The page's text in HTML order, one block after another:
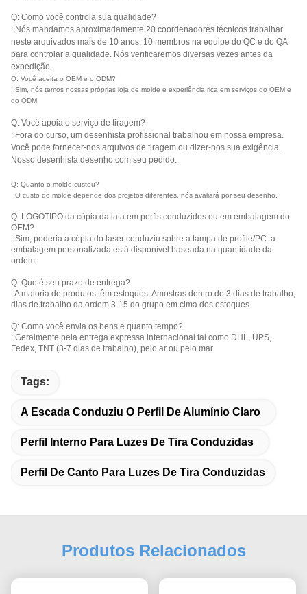
Q: Como você controla sua qualidade?
: Nós mandamos aproximadamente 20 coordenadores técnicos trabalhar
neste arquivados mais de 10 anos, 10 membros na equipe do QC e do QA
para controlar a qualidade. Nós verificaremos diversas vezes antes da
expedição.
Q: Você aceita o OEM e o ODM?
: Sim, nós temos nossas próprias loja de molde e experiência rica em serviços do OEM e
do ODM.
Q: Você apoia o serviço de tiragem?
: Fora do curso, um desenhista profissional trabalhou em nossa empresa.
Você pode fornecer-nos arquivos de tiragem ou dizer-nos sua exigência.
Nosso desenhista desenho com seu pedido.
Q: Quanto o molde custou?
: O custo do molde depende dos projetos diferentes, nós avaliará por seu desenho.
Q: LOGOTIPO da cópia da lata em perfis conduzidos ou em embalagem do
OEM?
: Sim, poderia a cópia do laser conduziu sobre a tampa de profile/PC. a
embalagem personalizada está disponível baseada na quantidade da
ordem.
Q: Que é seu prazo de entrega?
: A maioria de produtos têm estoques. Amostras dentro de 3 dias de trabalho,
dias de trabalho da ordem 3-15 do grupo em cima dos estoques.
Q: Como você envia os bens e quanto tempo?
: Geralmente pela entrega expressa internacional tal como DHL, UPS,
Fedex, TNT (3-7 dias de trabalho), pelo ar ou pelo mar
Tags:
A Escada Conduziu O Perfil De Alumínio Claro
Perfil Interno Para Luzes De Tira Conduzidas
Perfil De Canto Para Luzes De Tira Conduzidas
Produtos Relacionados